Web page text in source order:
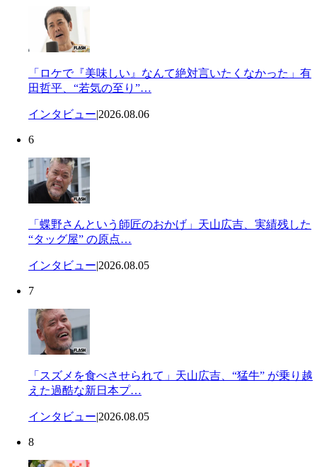
「ロケで『美味しい』なんて絶対言いたくなかった」有
田哲平、“若気の至り”…
インタビュー|2026.08.06
6
「蝶野さんという師匠のおかげ」天山広吉、実績残した
“タッグ屋” の原点…
インタビュー|2026.08.05
7
「スズメを食べさせられて」天山広吉、“猛牛” が乗り越
えた過酷な新日本プ…
インタビュー|2026.08.05
8